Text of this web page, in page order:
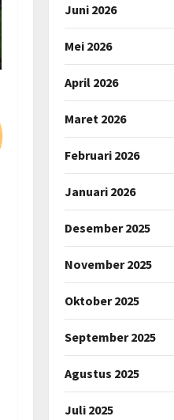
Juni 2026
Mei 2026
April 2026
Maret 2026
Februari 2026
Januari 2026
Desember 2025
November 2025
Oktober 2025
September 2025
Agustus 2025
Juli 2025